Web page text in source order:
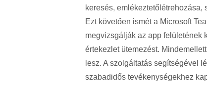
keresés, emlékeztetőlétrehozása,
Ezt követően ismét a Microsoft
megvizsgálják az app felületének
értekezlet ütemezést.
lesz. A szolgáltatás segítségével
szabadidős tevékenységekhez